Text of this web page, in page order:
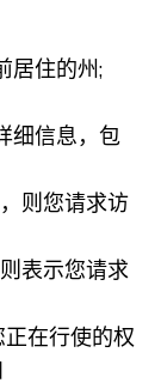
居住的州;
细信息，包
则您请求访
表示您请求
在行使的权